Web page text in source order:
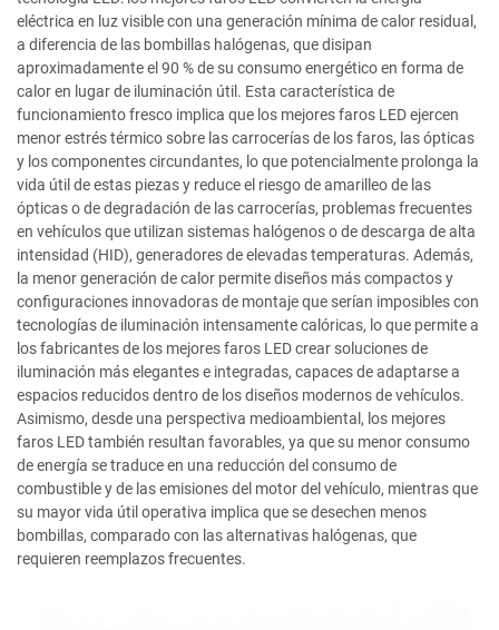
eléctrica en luz visible con una generación mínima de calor residual,
a diferencia de las bombillas halógenas, que disipan
aproximadamente el 90 % de su consumo energético en forma de
calor en lugar de iluminación útil. Esta característica de
funcionamiento fresco implica que los mejores faros LED ejercen
menor estrés térmico sobre las carrocerías de los faros, las ópticas
y los componentes circundantes, lo que potencialmente prolonga la
vida útil de estas piezas y reduce el riesgo de amarilleo de las
ópticas o de degradación de las carrocerías, problemas frecuentes
en vehículos que utilizan sistemas halógenos o de descarga de alta
intensidad (HID), generadores de elevadas temperaturas. Además,
la menor generación de calor permite diseños más compactos y
configuraciones innovadoras de montaje que serían imposibles con
tecnologías de iluminación intensamente calóricas, lo que permite a
los fabricantes de los mejores faros LED crear soluciones de
iluminación más elegantes e integradas, capaces de adaptarse a
espacios reducidos dentro de los diseños modernos de vehículos.
Asimismo, desde una perspectiva medioambiental, los mejores
faros LED también resultan favorables, ya que su menor consumo
de energía se traduce en una reducción del consumo de
combustible y de las emisiones del motor del vehículo, mientras que
su mayor vida útil operativa implica que se desechen menos
bombillas, comparado con las alternativas halógenas, que
requieren reemplazos frecuentes.